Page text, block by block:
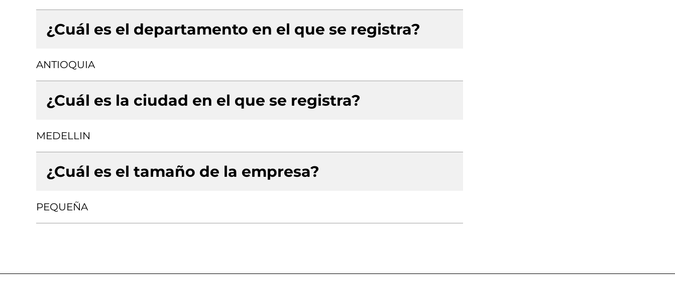
¿Cuál es el departamento en el que se registra?
ANTIOQUIA
¿Cuál es la ciudad en el que se registra?
MEDELLIN
¿Cuál es el tamaño de la empresa?
PEQUEÑA